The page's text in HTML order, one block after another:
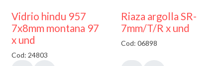
40% DESCUENTO
Vidrio hindu 957
7x8mm montana 97
x und
Cod: 24803
Riaza argolla SR-
7mm/T/R x und
Cod: 06898